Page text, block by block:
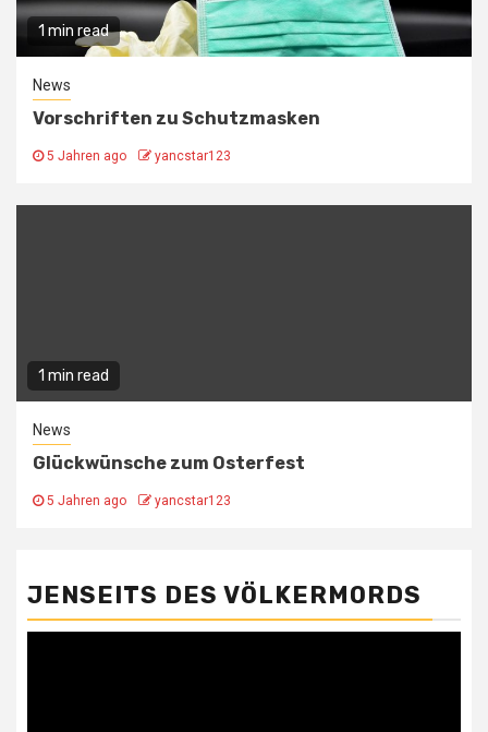
1 min read
News
Vorschriften zu Schutzmasken
5 Jahren ago yancstar123
1 min read
News
Glückwünsche zum Osterfest
5 Jahren ago yancstar123
JENSEITS DES VÖLKERMORDS